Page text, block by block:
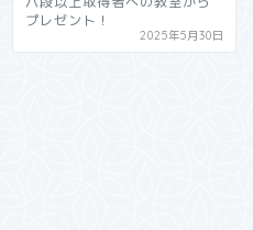
プレゼント！
2025年5月30日